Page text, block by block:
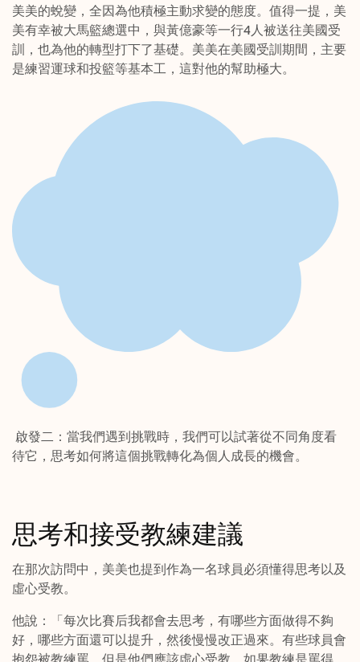
美美的蛻變，全因為他積極主動求變的態度。值得一提，美
美有幸被大馬籃總選中，與黃億豪等一行4人被送往美國受
訓，也為他的轉型打下了基礎。美美在美國受訓期間，主要
是練習運球和投籃等基本工，這對他的幫助極大。
啟發二：當我們遇到挑戰時，我們可以試著從不同角度看
待它，思考如何將這個挑戰轉化為個人成長的機會。
思考和接受教練建議
在那次訪問中，美美也提到作為一名球員必須懂得思考以及
虛心受教。
他說：「每次比賽后我都會去思考，有哪些方面做得不夠
好，哪些方面還可以提升，然後慢慢改正過來。有些球員會